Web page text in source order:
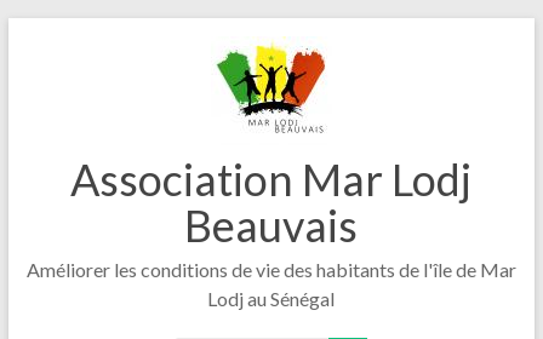
Association Mar Lodj
Beauvais
Améliorer les conditions de vie des habitants de l'île de Mar
Lodj au Sénégal